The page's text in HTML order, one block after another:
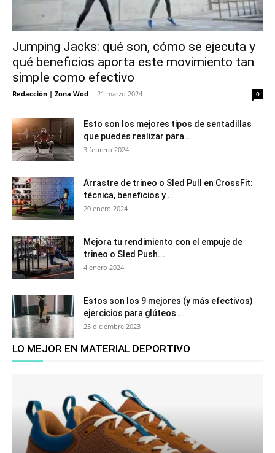
Jumping Jacks: qué son, cómo se ejecuta y
qué beneficios aporta este movimiento tan
simple como efectivo
Redacción | Zona Wod - 21 marzo 2024 0
Esto son los mejores tipos de sentadillas
que puedes realizar para...
3 febrero 2024
Arrastre de trineo o Sled Pull en CrossFit:
técnica, beneficios y...
20 enero 2024
Mejora tu rendimiento con el empuje de
trineo o Sled Push...
4 enero 2024
Estos son los 9 mejores (y más efectivos)
ejercicios para glúteos...
25 diciembre 2023
LO MEJOR EN MATERIAL DEPORTIVO